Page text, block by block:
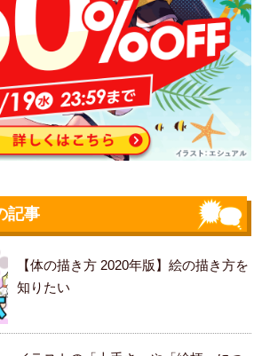
記事
【体の描き方 2020年版】絵の描き方を
知りたい